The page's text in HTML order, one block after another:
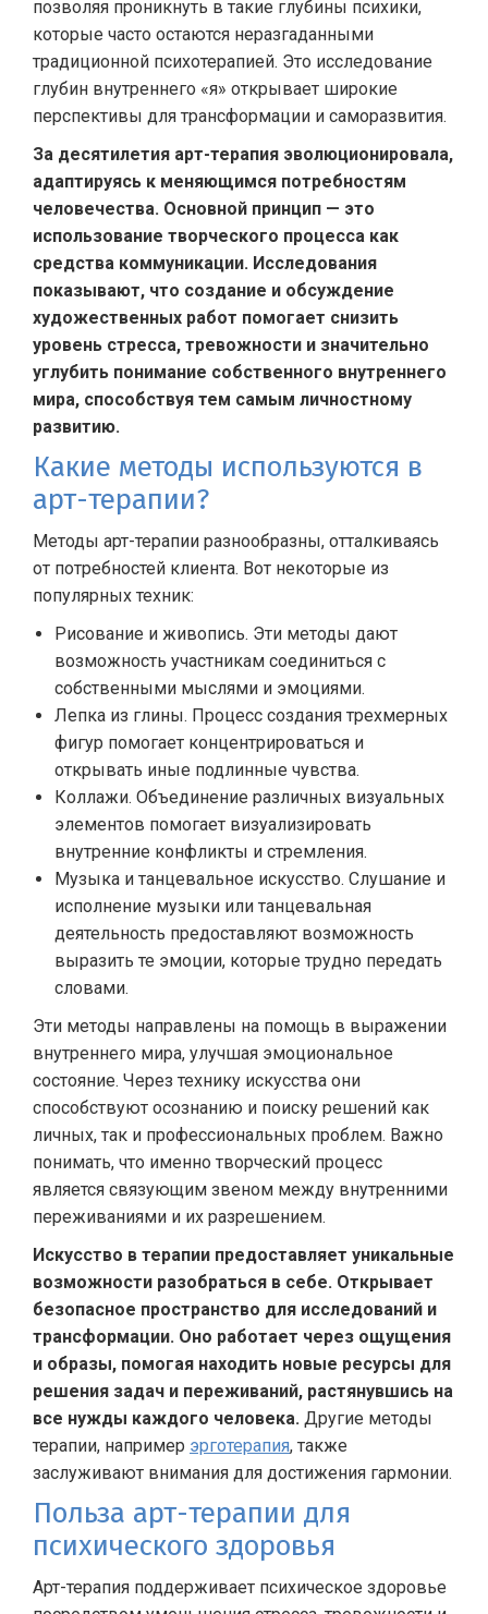
позволяя проникнуть в такие глубины психики,
которые часто остаются неразгаданными
традиционной психотерапией. Это исследование
глубин внутреннего «я» открывает широкие
перспективы для трансформации и саморазвития.
За десятилетия арт-терапия эволюционировала,
адаптируясь к меняющимся потребностям
человечества. Основной принцип — это
использование творческого процесса как
средства коммуникации. Исследования
показывают, что создание и обсуждение
художественных работ помогает снизить
уровень стресса, тревожности и значительно
углубить понимание собственного внутреннего
мира, способствуя тем самым личностному
развитию.
Какие методы используются в
арт-терапии?
Методы арт-терапии разнообразны, отталкиваясь
от потребностей клиента. Вот некоторые из
популярных техник:
Рисование и живопись. Эти методы дают
возможность участникам соединиться с
собственными мыслями и эмоциями.
Лепка из глины. Процесс создания трехмерных
фигур помогает концентрироваться и
открывать иные подлинные чувства.
Коллажи. Объединение различных визуальных
элементов помогает визуализировать
внутренние конфликты и стремления.
Музыка и танцевальное искусство. Слушание и
исполнение музыки или танцевальная
деятельность предоставляют возможность
выразить те эмоции, которые трудно передать
словами.
Эти методы направлены на помощь в выражении
внутреннего мира, улучшая эмоциональное
состояние. Через технику искусства они
способствуют осознанию и поиску решений как
личных, так и профессиональных проблем. Важно
понимать, что именно творческий процесс
является связующим звеном между внутренними
переживаниями и их разрешением.
Искусство в терапии предоставляет уникальные
возможности разобраться в себе. Открывает
безопасное пространство для исследований и
трансформации. Оно работает через ощущения
и образы, помогая находить новые ресурсы для
решения задач и переживаний, растянувшись на
все нужды каждого человека. Другие методы
терапии, например эрготерапия, также
заслуживают внимания для достижения гармонии.
Польза арт-терапии для
психического здоровья
Арт-терапия поддерживает психическое здоровье